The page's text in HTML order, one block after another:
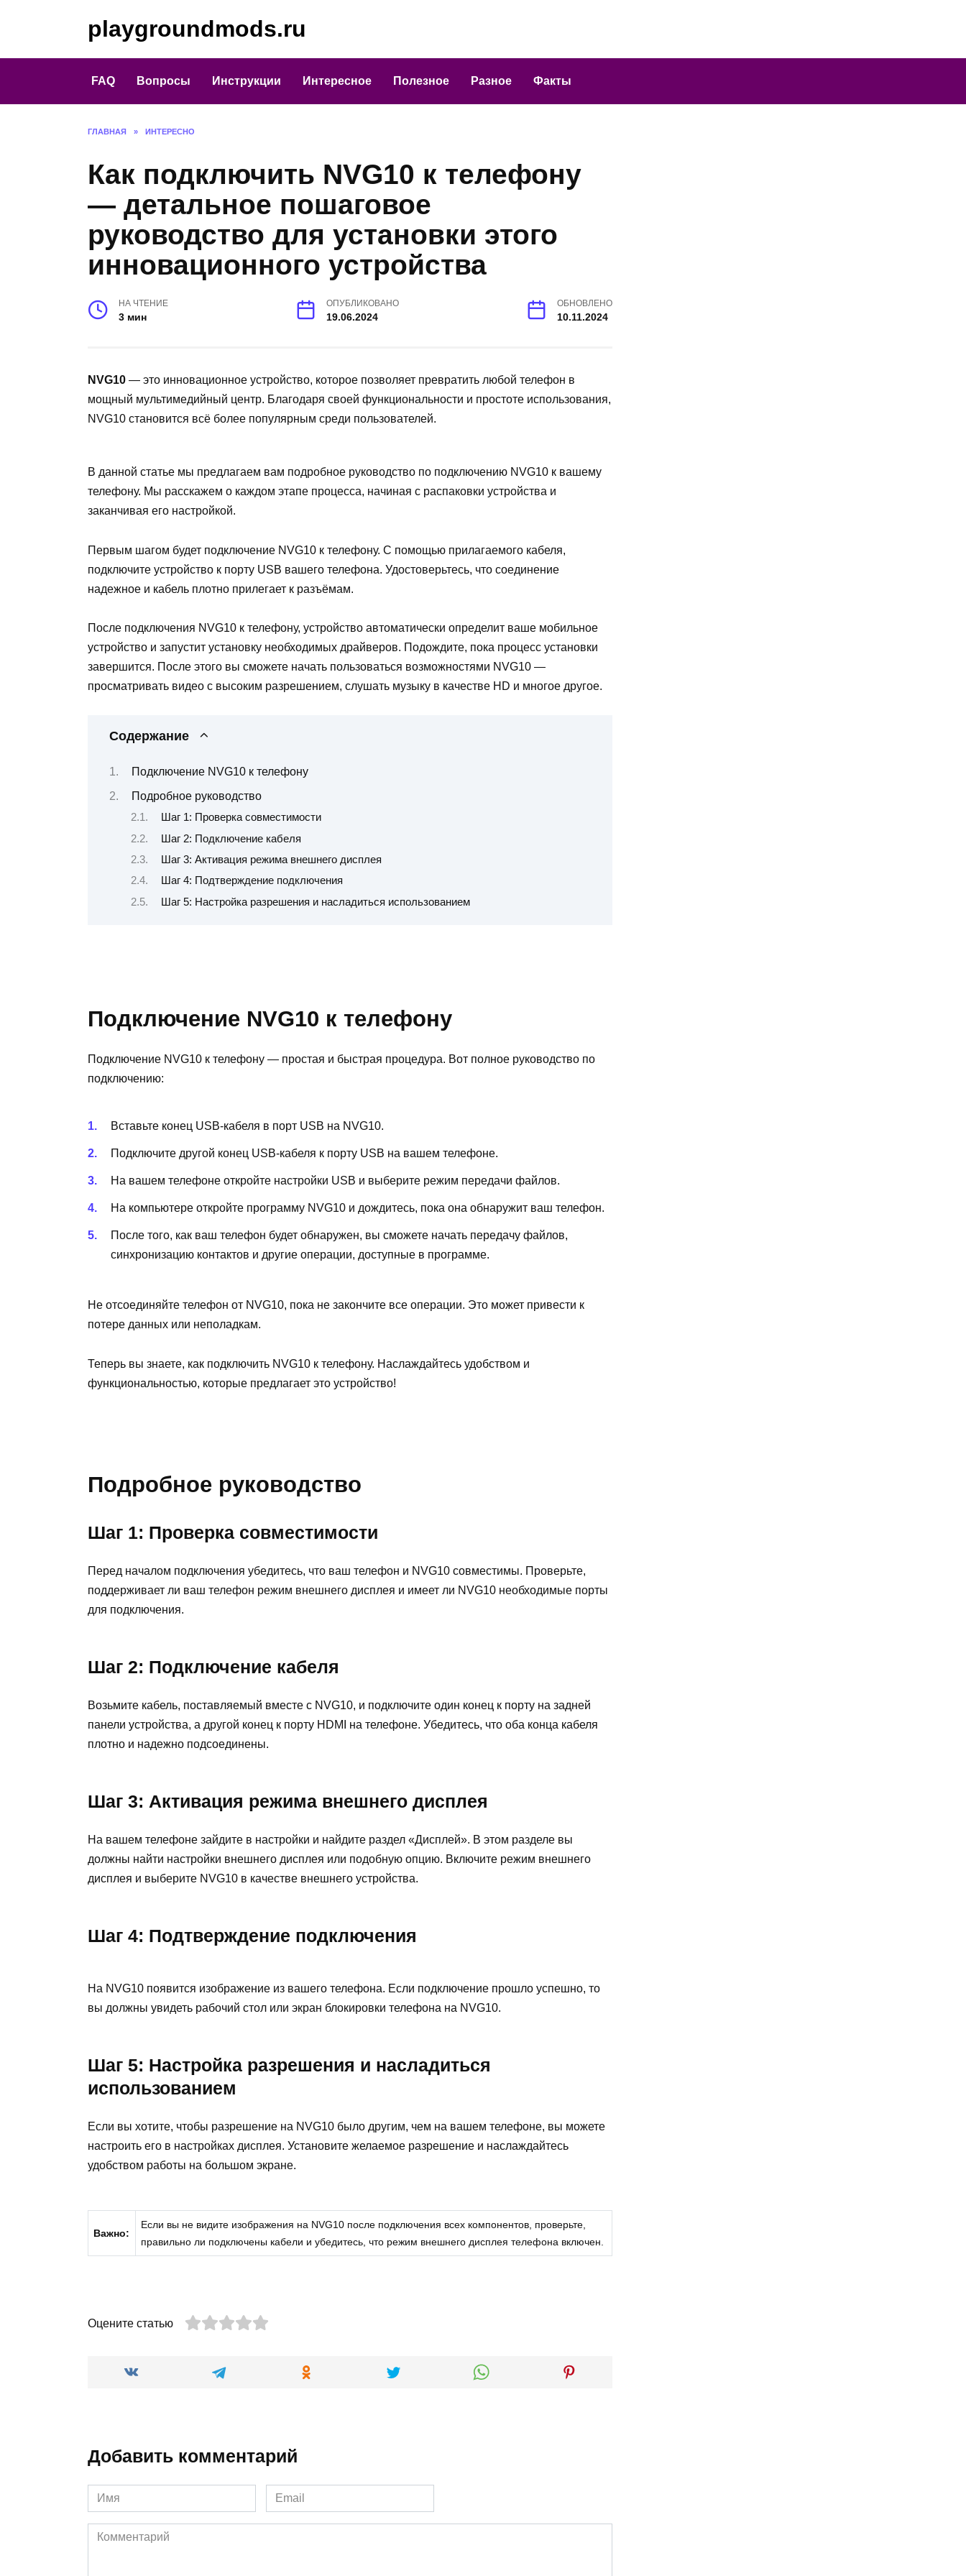
playgroundmods.ru
FAQ Вопросы Инструкции Интересное Полезное Разное Факты
ГЛАВНАЯ » ИНТЕРЕСНО
Как подключить NVG10 к телефону
— детальное пошаговое
руководство для установки этого
инновационного устройства
НА ЧТЕНИЕ
3 мин
ОПУБЛИКОВАНО
19.06.2024
ОБНОВЛЕНО
10.11.2024
NVG10 — это инновационное устройство, которое позволяет превратить любой телефон в
мощный мультимедийный центр. Благодаря своей функциональности и простоте использования,
NVG10 становится всё более популярным среди пользователей.
В данной статье мы предлагаем вам подробное руководство по подключению NVG10 к вашему
телефону. Мы расскажем о каждом этапе процесса, начиная с распаковки устройства и
заканчивая его настройкой.
Первым шагом будет подключение NVG10 к телефону. С помощью прилагаемого кабеля,
подключите устройство к порту USB вашего телефона. Удостоверьтесь, что соединение
надежное и кабель плотно прилегает к разъёмам.
После подключения NVG10 к телефону, устройство автоматически определит ваше мобильное
устройство и запустит установку необходимых драйверов. Подождите, пока процесс установки
завершится. После этого вы сможете начать пользоваться возможностями NVG10 —
просматривать видео с высоким разрешением, слушать музыку в качестве HD и многое другое.
Содержание
Подключение NVG10 к телефону
Подробное руководство
Шаг 1: Проверка совместимости
Шаг 2: Подключение кабеля
Шаг 3: Активация режима внешнего дисплея
Шаг 4: Подтверждение подключения
Шаг 5: Настройка разрешения и насладиться использованием
Подключение NVG10 к телефону
Подключение NVG10 к телефону — простая и быстрая процедура. Вот полное руководство по
подключению:
Вставьте конец USB-кабеля в порт USB на NVG10.
Подключите другой конец USB-кабеля к порту USB на вашем телефоне.
На вашем телефоне откройте настройки USB и выберите режим передачи файлов.
На компьютере откройте программу NVG10 и дождитесь, пока она обнаружит ваш телефон.
После того, как ваш телефон будет обнаружен, вы сможете начать передачу файлов,
синхронизацию контактов и другие операции, доступные в программе.
Не отсоединяйте телефон от NVG10, пока не закончите все операции. Это может привести к
потере данных или неполадкам.
Теперь вы знаете, как подключить NVG10 к телефону. Наслаждайтесь удобством и
функциональностью, которые предлагает это устройство!
Подробное руководство
Шаг 1: Проверка совместимости
Перед началом подключения убедитесь, что ваш телефон и NVG10 совместимы. Проверьте,
поддерживает ли ваш телефон режим внешнего дисплея и имеет ли NVG10 необходимые порты
для подключения.
Шаг 2: Подключение кабеля
Возьмите кабель, поставляемый вместе с NVG10, и подключите один конец к порту на задней
панели устройства, а другой конец к порту HDMI на телефоне. Убедитесь, что оба конца кабеля
плотно и надежно подсоединены.
Шаг 3: Активация режима внешнего дисплея
На вашем телефоне зайдите в настройки и найдите раздел «Дисплей». В этом разделе вы
должны найти настройки внешнего дисплея или подобную опцию. Включите режим внешнего
дисплея и выберите NVG10 в качестве внешнего устройства.
Шаг 4: Подтверждение подключения
На NVG10 появится изображение из вашего телефона. Если подключение прошло успешно, то
вы должны увидеть рабочий стол или экран блокировки телефона на NVG10.
Шаг 5: Настройка разрешения и насладиться
использованием
Если вы хотите, чтобы разрешение на NVG10 было другим, чем на вашем телефоне, вы можете
настроить его в настройках дисплея. Установите желаемое разрешение и наслаждайтесь
удобством работы на большом экране.
Важно:
Если вы не видите изображения на NVG10 после подключения всех компонентов, проверьте,
правильно ли подключены кабели и убедитесь, что режим внешнего дисплея телефона включен.
Оцените статью
Добавить комментарий
Имя
*
Email
*
Комментарий